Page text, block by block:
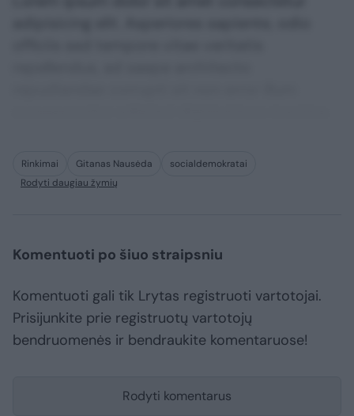
Rinkimai Gitanas Nausėda
socialdemokratai
Rodyti daugiau žymių
Komentuoti po šiuo straipsniu
Komentuoti gali tik Lrytas registruoti vartotojai.
Prisijunkite prie registruotų vartotojų
bendruomenės ir bendraukite komentaruose!
Rodyti komentarus